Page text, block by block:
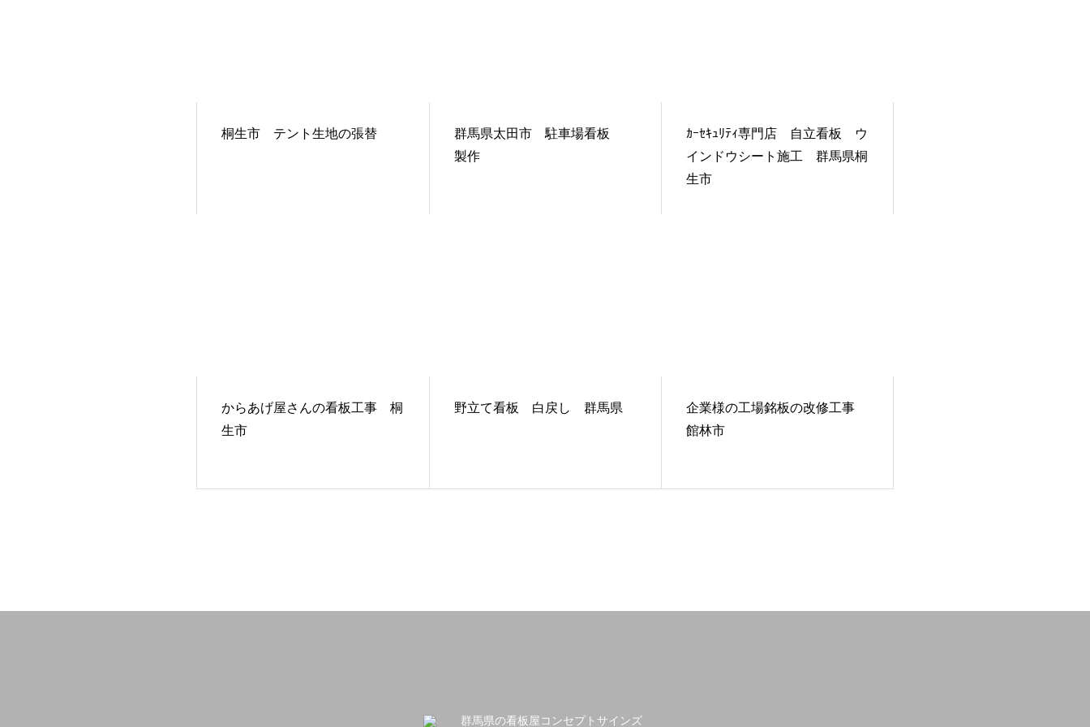
桐生市 テント生地の張替
群馬県太田市 駐車場看板
製作
ｶｰｾｷｭﾘﾃｨ専門店 自立看板 ウ
インドウシート施工 群馬県桐
生市
からあげ屋さんの看板工事 桐
生市
野立て看板 白戻し 群馬県
企業様の工場銘板の改修工事
館林市